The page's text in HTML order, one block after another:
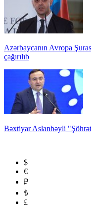
Azərbaycanın Avropa
çağırılıb
Bəxtiyar Aslanbəyli
$
€
₽
₺
£